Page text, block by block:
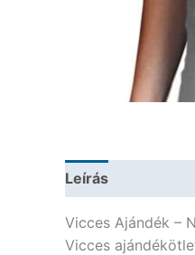
Leírás
Vicces Ajándék –
Vicces